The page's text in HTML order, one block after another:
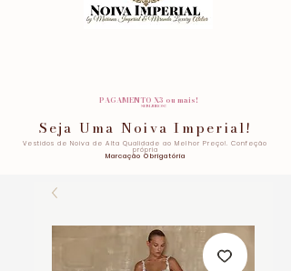
PAGAMENTO X3 ou mais!
SEM JUROS!
Seja Uma Noiva Imperial!
Vestidos de Noiva de Alta Qualidade ao Melhor Preço!. Confeção
própria
Marcação Obrigatória